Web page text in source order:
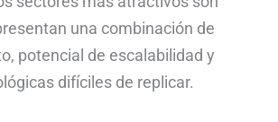
una combinación de
potencial de escalabilidad y
difíciles de replicar.